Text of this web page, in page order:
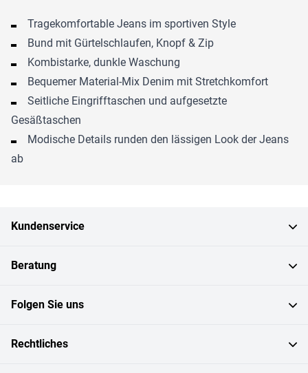
Tragekomfortable Jeans im sportiven Style
Bund mit Gürtelschlaufen, Knopf & Zip
Kombistarke, dunkle Waschung
Bequemer Material-Mix Denim mit Stretchkomfort
Seitliche Eingrifftaschen und aufgesetzte
Gesäßtaschen
Modische Details runden den lässigen Look der Jeans
ab
Kundenservice
Beratung
Folgen Sie uns
Rechtliches